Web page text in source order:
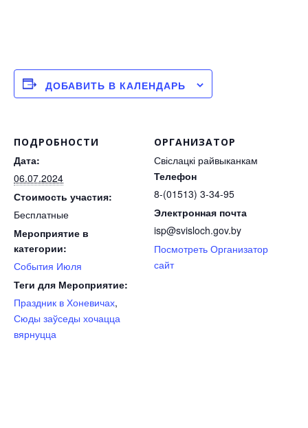
ДОБАВИТЬ В КАЛЕНДАРЬ
ПОДРОБНОСТИ
Дата:
06.07.2024
Стоимость участия:
Бесплатные
Мероприятие в
категории:
События Июля
Теги для Мероприятие:
Праздник в Хоневичах,
Сюды заўседы хочацца
вярнуцца
ОРГАНИЗАТОР
Свіслацкі райвыканкам
Телефон
8-(01513) 3-34-95
Электронная почта
isp@svisloch.gov.by
Посмотреть Организатор
сайт